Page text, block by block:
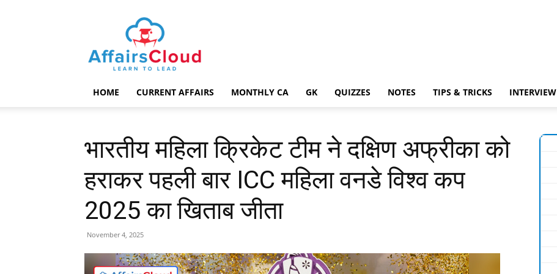
AffairsCloud.com
HOME CURRENT AFFAIRS MONTHLY CA GK QUIZZES NOTES TIPS & TRICKS INTERVIEW
भारतीय महिला क्रिकेट टीम ने दक्षिण अफ्रीका को
हराकर पहली बार ICC महिला वनडे विश्व कप
2025 का खिताब जीता
November 4, 2025